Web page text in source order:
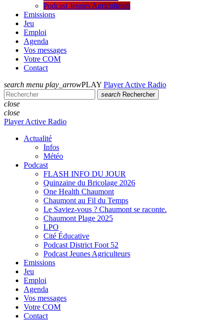
Podcast Jeunes Agriculteurs
Emissions
Jeu
Emploi
Agenda
Vos messages
Votre COM
Contact
search menu play_arrowPLAY Player Active Radio
search Rechercher
close
close
Player Active Radio
Actualité
Infos
Météo
Podcast
FLASH INFO DU JOUR
Quinzaine du Bricolage 2026
One Health Chaumont
Chaumont au Fil du Temps
Le Saviez-vous ? Chaumont se raconte.
Chaumont Plage 2025
LPO
Cité Éducative
Podcast District Foot 52
Podcast Jeunes Agriculteurs
Emissions
Jeu
Emploi
Agenda
Vos messages
Votre COM
Contact